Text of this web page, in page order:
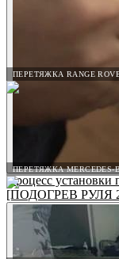
ПЕРЕТЯЖКА RANGE
ПЕРЕТЯЖКА MERCEDES-
Процесс установки
[ПОДОГРЕВ РУЛЯ